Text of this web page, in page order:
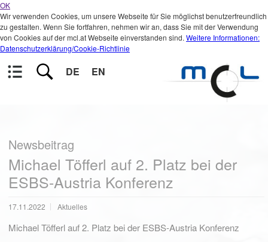
OK
Wir verwenden Cookies, um unsere Webseite für Sie möglichst benutzerfreundlich
zu gestalten. Wenn Sie fortfahren, nehmen wir an, dass Sie mit der Verwendung
von Cookies auf der mcl.at Webseite einverstanden sind. Weitere Informationen:
Datenschutzerklärung/Cookie-Richtlinie
DE EN
Newsbeitrag
Michael Töfferl auf 2. Platz bei der
ESBS-Austria Konferenz
17.11.2022 Aktuelles
Michael Töfferl auf 2. Platz bei der ESBS-Austria Konferenz